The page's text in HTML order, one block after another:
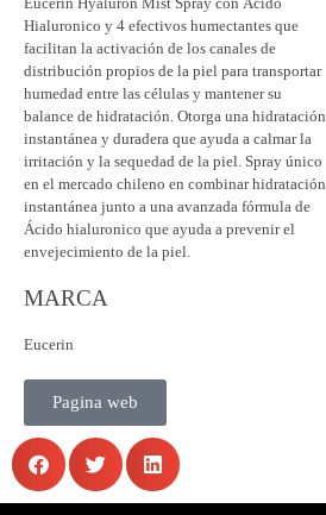
Hialuronico y 4 efectivos humectantes que
facilitan la activación de los canales de
distribución propios de la piel para transportar
humedad entre las células y mantener su
balance de hidratación. Otorga una hidratación
instantánea y duradera que ayuda a calmar la
irritación y la sequedad de la piel. Spray único
en el mercado chileno en combinar hidratación
instantánea junto a una avanzada fórmula de
Ácido hialuronico que ayuda a prevenir el
envejecimiento de la piel.
MARCA
Eucerin
Pagina web